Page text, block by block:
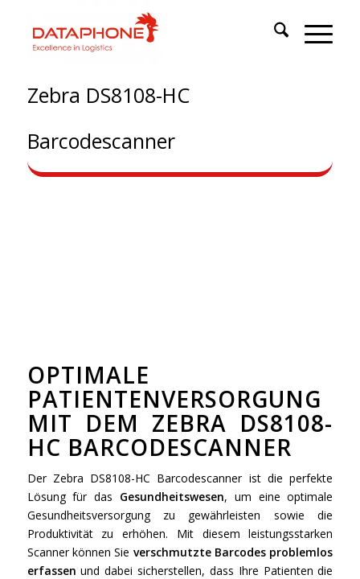
Zebra DS8108-HC
Barcodescanner
OPTIMALE
PATIENTENVERSORGUNG
MIT DEM ZEBRA DS8108-
HC BARCODESCANNER
Der Zebra DS8108-HC Barcodescanner ist die perfekte
Lösung für das Gesundheitswesen, um eine optimale
Gesundheitsversorgung zu gewährleisten sowie die
Produktivität zu erhöhen. Mit diesem leistungsstarken
Scanner können Sie verschmutzte Barcodes problemlos
erfassen und dabei sicherstellen, dass Ihre Patienten die